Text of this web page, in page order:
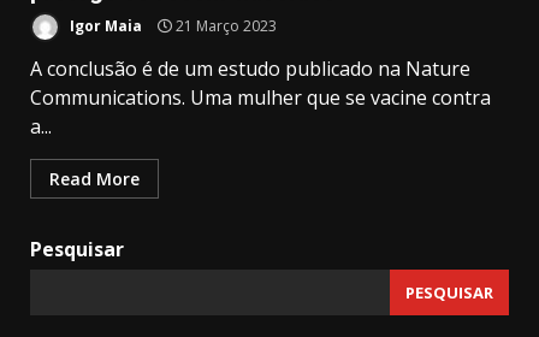
Igor Maia 21 Março 2023
A conclusão é de um estudo publicado na Nature
Communications. Uma mulher que se vacine contra
a...
Read More
Pesquisar
PESQUISAR